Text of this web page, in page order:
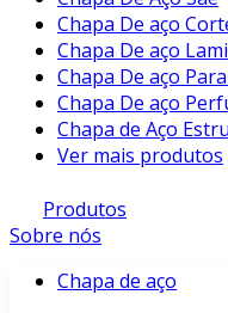
Chapa De aço
Chapa De aço
Chapa De aço
Chapa De aço
Chapa de Aço
Ver mais produtos
Produtos
Sobre nós
Chapa de aço